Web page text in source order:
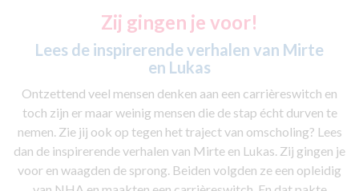
Zij gingen je voor!
Lees de inspirerende verhalen van Mirte
en Lukas
Ontzettend veel mensen denken aan een carrièreswitch en
toch zijn er maar weinig mensen die de stap écht durven te
nemen. Zie jij ook op tegen het traject van omscholing? Lees
dan de inspirerende verhalen van Mirte en Lukas. Zij gingen je
voor en waagden de sprong. Beiden volgden ze een opleidig